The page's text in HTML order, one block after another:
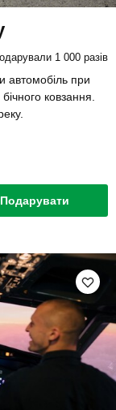
1 000 разів
автомобіль при
ковзання.
Подарувати